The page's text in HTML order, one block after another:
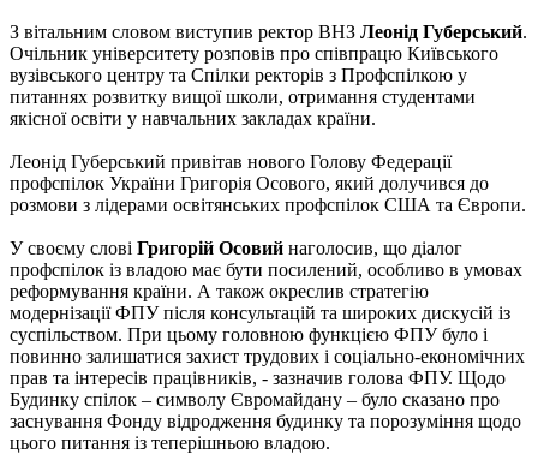
З вітальним словом виступив ректор ВНЗ Леонід Губерський.
Очільник університету розповів про співпрацю Київського
вузівського центру та Спілки ректорів з Профспілкою у
питаннях розвитку вищої школи, отримання студентами
якісної освіти у навчальних закладах країни.
Леонід Губерський привітав нового Голову Федерації
профспілок України Григорія Осового, який долучився до
розмови з лідерами освітянських профспілок США та Європи.
У своєму слові Григорій Осовий наголосив, що діалог
профспілок із владою має бути посилений, особливо в умовах
реформування країни. А також окреслив стратегію
модернізації ФПУ після консультацій та широких дискусій із
суспільством. При цьому головною функцією ФПУ було і
повинно залишатися захист трудових і соціально-економічних
прав та інтересів працівників, - зазначив голова ФПУ. Щодо
Будинку спілок – символу Євромайдану – було сказано про
заснування Фонду відродження будинку та порозуміння щодо
цього питання із теперішньою владою.